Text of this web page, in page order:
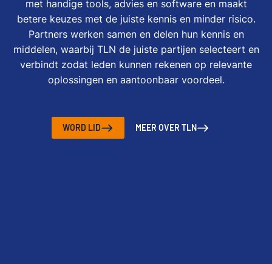
met handige tools, advies en software en maakt
betere keuzes met de juiste kennis en minder risico.
Partners werken samen en delen hun kennis en
middelen, waarbij TLN de juiste partijen selecteert en
verbindt zodat leden kunnen rekenen op relevante
oplossingen en aantoonbaar voordeel.
WORD LID MEER OVER TLN